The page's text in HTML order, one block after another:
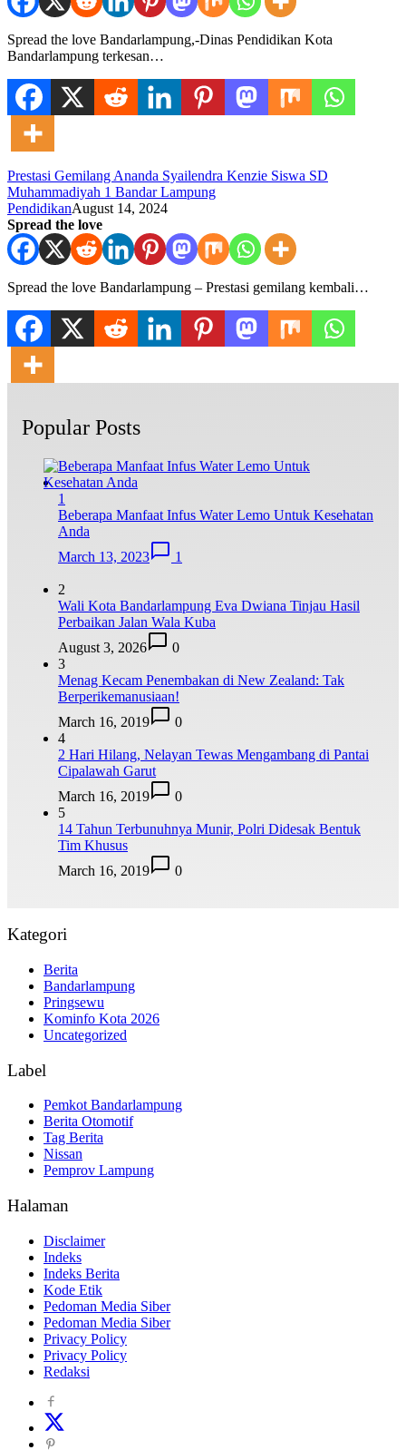
Spread the love Bandarlampung,-Dinas Pendidikan Kota
Bandarlampung terkesan…
Prestasi Gemilang Ananda Syailendra Kenzie Siswa SD
Muhammadiyah 1 Bandar Lampung
PendidikanAugust 14, 2024
Spread the love
Spread the love Bandarlampung – Prestasi gemilang kembali…
Popular Posts
1
Beberapa Manfaat Infus Water Lemo Untuk Kesehatan
Anda
March 13, 2023
1
2
Wali Kota Bandarlampung Eva Dwiana Tinjau Hasil
Perbaikan Jalan Wala Kuba
August 3, 2026
0
3
Menag Kecam Penembakan di New Zealand: Tak
Berperikemanusiaan!
March 16, 2019
0
4
2 Hari Hilang, Nelayan Tewas Mengambang di Pantai
Cipalawah Garut
March 16, 2019
0
5
14 Tahun Terbunuhnya Munir, Polri Didesak Bentuk
Tim Khusus
March 16, 2019
0
Kategori
Berita
Bandarlampung
Pringsewu
Kominfo Kota 2026
Uncategorized
Label
Pemkot Bandarlampung
Berita Otomotif
Tag Berita
Nissan
Pemprov Lampung
Halaman
Disclaimer
Indeks
Indeks Berita
Kode Etik
Pedoman Media Siber
Pedoman Media Siber
Privacy Policy
Privacy Policy
Redaksi